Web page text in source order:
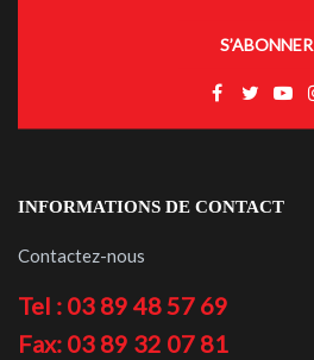
S’ABONNER
INFORMATIONS DE CONTACT
Contactez-nous
Tel : 03 89 48 57 69
Fax: 03 89 32 07 81